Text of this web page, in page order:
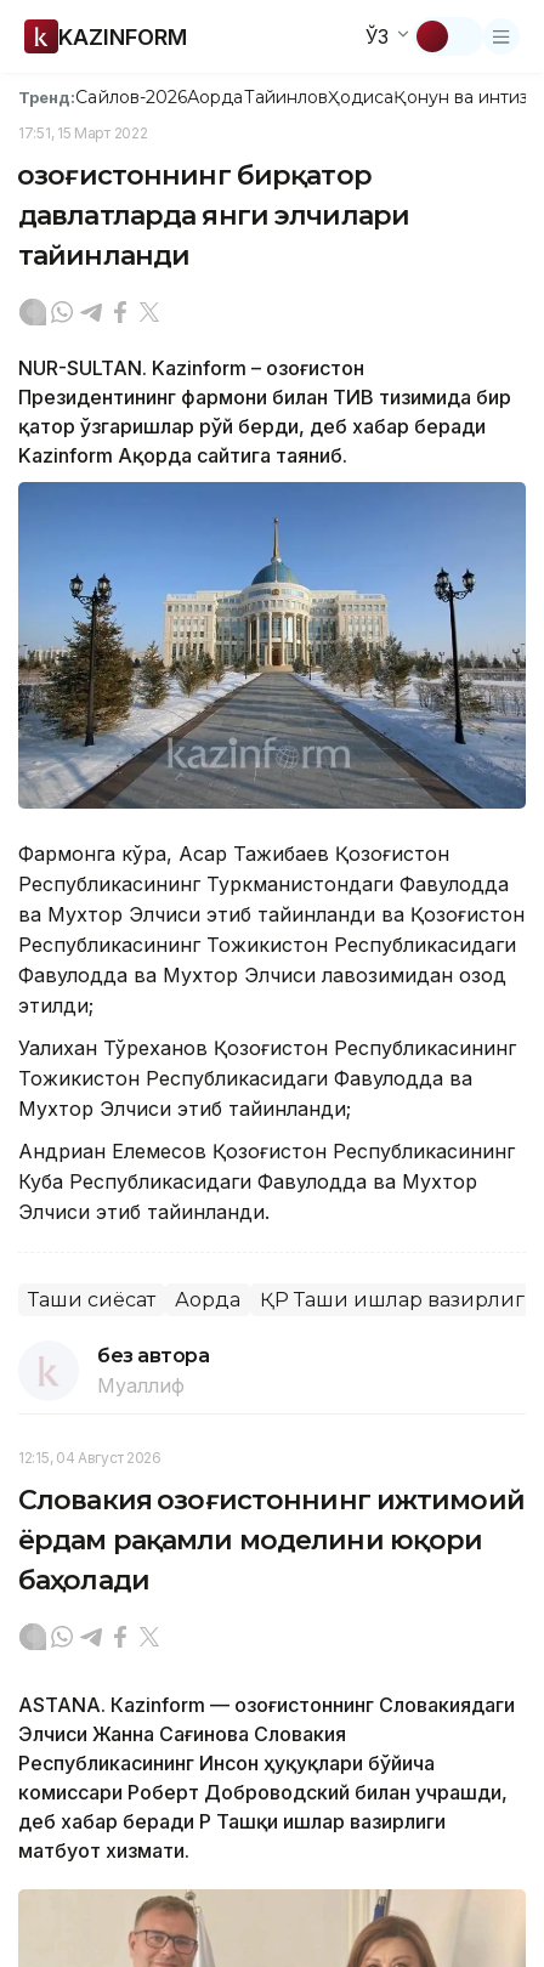
KAZINFORM ЎЗ
Тренд:Сайлов-2026АқордаТайинловҲодисаҚонун ва
17:51, 15 Март 2022
Қозоғистоннинг бирқатор
давлатларда янги элчилари
тайинланди
NUR-SULTAN. Kazinform – Қозоғистон
Президентининг фармони билан ТИВ тизимида бир
қатор ўзгаришлар рўй берди, деб хабар беради
Kazinform Ақорда сайтига таяниб.
Фармонга кўра, Асқар Тажибаев Қозоғистон
Республикасининг Туркманистондаги Фавқулодда
ва Мухтор Элчиси этиб тайинланди ва Қозоғистон
Республикасининг Тожикистон Республикасидаги
Фавқулодда ва Мухтор Элчиси лавозимидан озод
этилди;
Уалихан Тўреханов Қозоғистон Республикасининг
Тожикистон Республикасидаги Фавқулодда ва
Мухтор Элчиси этиб тайинланди;
Андриан Елемесов Қозоғистон Республикасининг
Куба Республикасидаги Фавқулодда ва Мухтор
Элчиси этиб тайинланди.
Ташқи сиёсат Ақорда ҚР Ташқи ишлар вазирлиги
без автора
Муаллиф
12:15, 04 Август 2026
Словакия Қозоғистоннинг ижтимоий
ёрдам рақамли моделини юқори
баҳолади
ASTANА. Кazinform — Қозоғистоннинг Словакиядаги
Элчиси Жанна Сағинова Словакия
Республикасининг Инсон ҳуқуқлари бўйича
комиссари Роберт Доброводский билан учрашди,
деб хабар беради ҚР Ташқи ишлар вазирлиги
матбуот хизмати.